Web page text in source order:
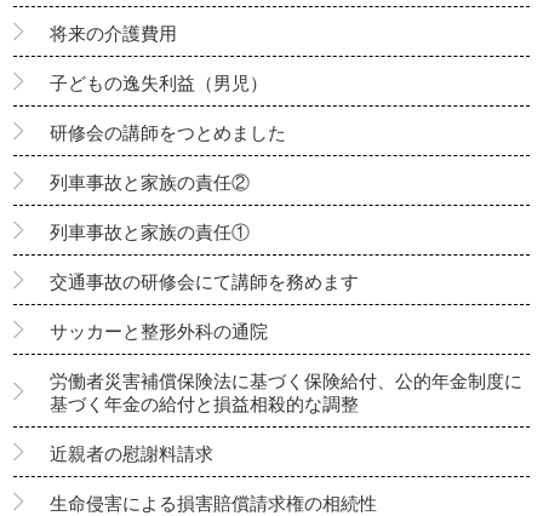
将来の介護費用
子どもの逸失利益（男児）
研修会の講師をつとめました
列車事故と家族の責任②
列車事故と家族の責任①
交通事故の研修会にて講師を務めます
サッカーと整形外科の通院
労働者災害補償保険法に基づく保険給付、公的年金制度に
基づく年金の給付と損益相殺的な調整
近親者の慰謝料請求
生命侵害による損害賠償請求権の相続性